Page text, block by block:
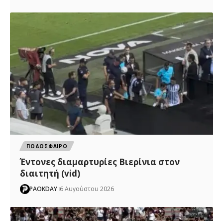
ΠΟΔΟΣΦΑΙΡΟ
Έντονες διαμαρτυρίες Βιερίνια στον
διαιτητή (vid)
PAOKDAY 6 Αυγούστου 2026